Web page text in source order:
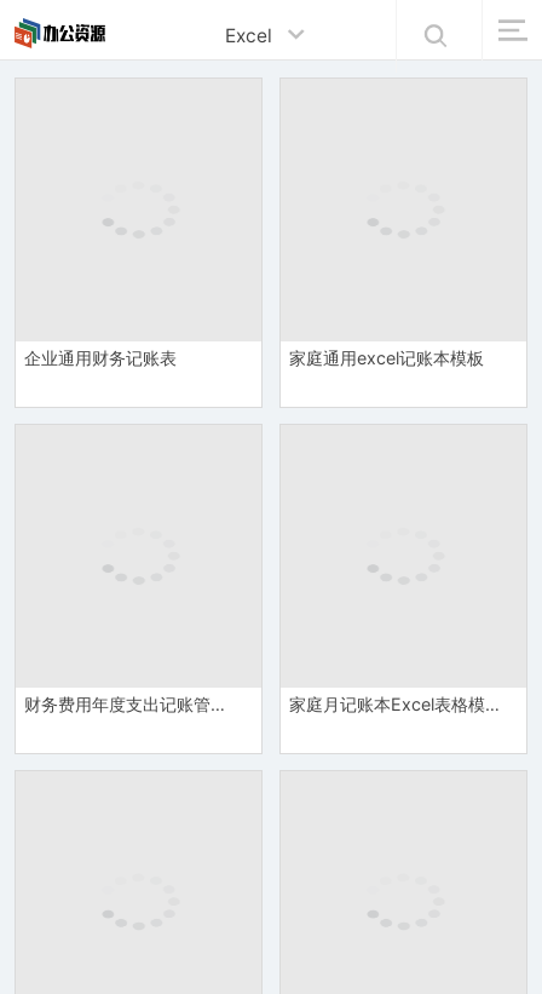
Excel
企业通用财务记账表 家庭通用excel记账本模板
财务费用年度支出记账管理系统 家庭月记账本Excel表格模板